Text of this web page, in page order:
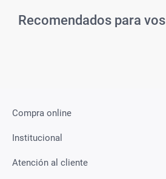
Recomendados para vos
Compra online
Institucional
Atención al cliente